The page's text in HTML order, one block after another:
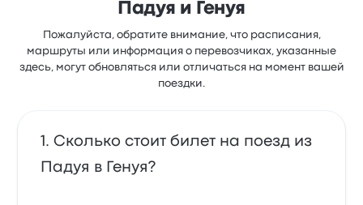
Падуя и Генуя
Пожалуйста, обратите внимание, что расписания,
маршруты или информация о перевозчиках, указанные
здесь, могут обновляться или отличаться на момент вашей
поездки.
Сколько стоит билет на поезд из
Падуя в Генуя?